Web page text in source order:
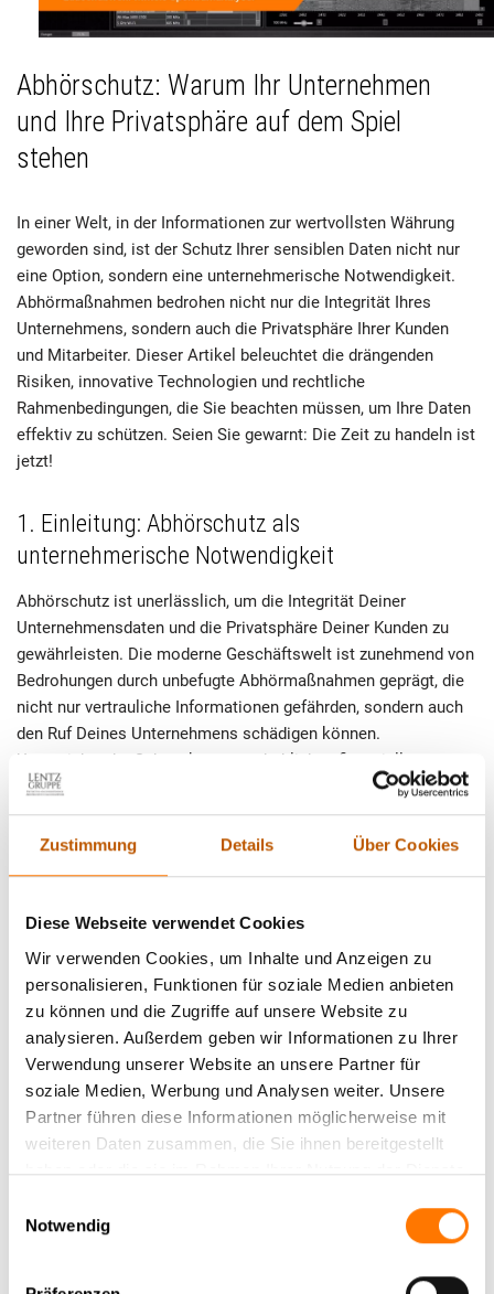
Zustimmung Details Über Cookies
Diese Webseite verwendet Cookies
Wir verwenden Cookies, um Inhalte und Anzeigen zu
personalisieren, Funktionen für soziale Medien anbieten
zu können und die Zugriffe auf unsere Website zu
analysieren. Außerdem geben wir Informationen zu Ihrer
Verwendung unserer Website an unsere Partner für
soziale Medien, Werbung und Analysen weiter. Unsere
Partner führen diese Informationen möglicherweise mit
weiteren Daten zusammen, die Sie ihnen bereitgestellt
haben oder die sie im Rahmen Ihrer Nutzung der Dienste
Notwendig
Abhörschutz: Warum Ihr Unternehmen
und Ihre Privatsphäre auf dem Spiel
stehen
In einer Welt, in der Informationen zur wertvollsten Währung
geworden sind, ist der Schutz Ihrer sensiblen Daten nicht nur
eine Option, sondern eine unternehmerische Notwendigkeit.
Abhörmaßnahmen bedrohen nicht nur die Integrität Ihres
Unternehmens, sondern auch die Privatsphäre Ihrer Kunden
und Mitarbeiter. Dieser Artikel beleuchtet die drängenden
Risiken, innovative Technologien und rechtliche
Rahmenbedingungen, die Sie beachten müssen, um Ihre Daten
effektiv zu schützen. Seien Sie gewarnt: Die Zeit zu handeln ist
jetzt!
1. Einleitung: Abhörschutz als
unternehmerische Notwendigkeit
Abhörschutz ist unerlässlich, um die Integrität Deiner
Unternehmensdaten und die Privatsphäre Deiner Kunden zu
gewährleisten. Die moderne Geschäftswelt ist zunehmend von
Bedrohungen durch unbefugte Abhörmaßnahmen geprägt, die
nicht nur vertrauliche Informationen gefährden, sondern auch
den Ruf Deines Unternehmens schädigen können.
Unzureichender Schutz kann zu erheblichen finanziellen
Verlusten führen und das Vertrauen in Deine Marke
untergraben. Unternehmen müssen sich der Tatsache bewusst
sein, dass ihre sensiblen Gespräche und Daten ein attraktives
spezielle Abhörschutzgeräte sind daher unabdingbar, um
Technologien allein reicht nicht aus. Es ist ebenso wichtig,
rechtliche Rahmenbedingungen zu beachten und geschultes
Personal im Umgang mit Sicherheitsmaßnahmen zu haben.
Nur eine umfassende Strategie, die sowohl technische als
auch menschliche Faktoren berücksichtigt, kann wirksam vor
den drohenden Gefahren schützen und die
Unternehmenssicherheit erheblich steigern.
Risiken für Unternehmen und Privatsphäre